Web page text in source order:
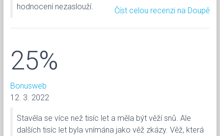
hodnocení nezaslouží.
Číst celou recenzi na Doupě
25%
Bonusweb
12. 3. 2022
Stavěla se více než tisíc let a měla být věží snů. Ale
dalších tisíc let byla vnímána jako věž zkázy. Věž, která